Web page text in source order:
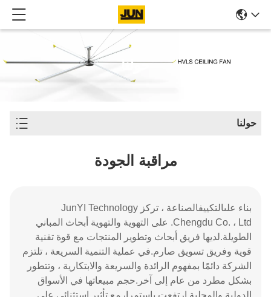
حولنا
حولنا
مراقبة الجودة
بناء علىالتكييف
الصناعة ، تركز JunYI Technology
Chengdu Co. ، Ltd. على التهوية والتهوية أبحاث المباني
الطويلة.لديها فريق أبحاث وتطوير المنتجات مع قوة تقنية
قوية وفريق تسويق صارم.في عملية التنمية السريعة ، تلتزم
الشركة دائمًا بمفهوم الرائدة والسريعة والابتكارية ، وتتطور
بشكل مطرد من عام إلى آخر.حجم مبيعاتها في الأسواق
الدولية والمحلية ارتفعت باستمرارمع تأثير استثنائي على